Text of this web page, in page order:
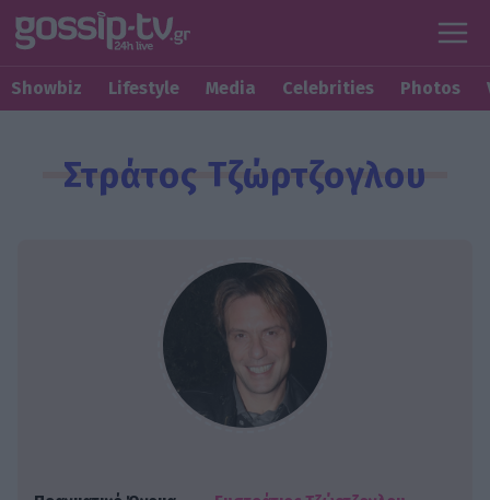
Showbiz Lifestyle Media Celebrities Photos
Στράτος Τζώρτζογλου